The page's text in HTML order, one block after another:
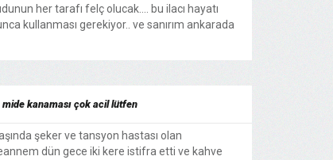
her tarafı felç olucak.... bu ilacı hayatı
kullanması gerekiyor.. ve sanırım ankarada
mide kanaması çok acil lütfen
şeker ve tansyon hastası olan
dün gece iki kere istifra etti ve kahve